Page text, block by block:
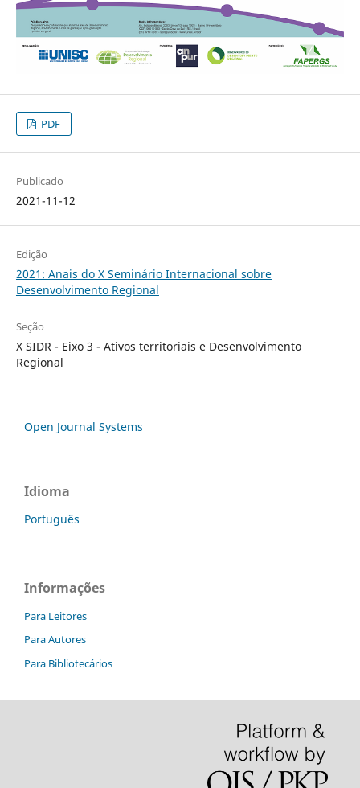
PDF
Publicado
2021-11-12
Edição
2021: Anais do X Seminário Internacional sobre
Desenvolvimento Regional
Seção
X SIDR - Eixo 3 - Ativos territoriais e Desenvolvimento
Regional
Open Journal Systems
Idioma
Português
Informações
Para Leitores
Para Autores
Para Bibliotecários